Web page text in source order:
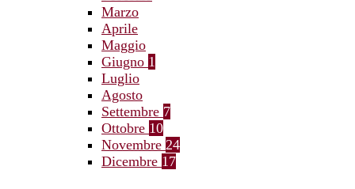
Marzo
Aprile
Maggio
Giugno 1
Luglio
Agosto
Settembre 7
Ottobre 10
Novembre 24
Dicembre 17